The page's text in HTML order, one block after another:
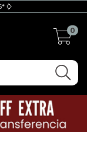
SIN INTERES (6 con
0